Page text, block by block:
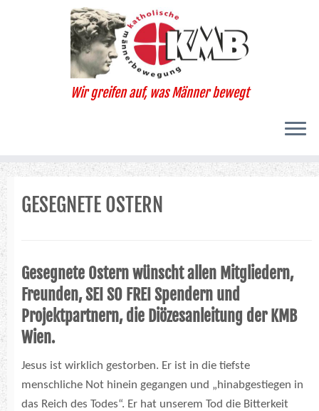
Wir greifen auf, was Männer bewegt
GESEGNETE OSTERN
Gesegnete Ostern wünscht allen Mitgliedern,
Freunden, SEI SO FREI Spendern und
Projektpartnern, die Diözesanleitung der KMB
Wien.
Jesus ist wirklich gestorben. Er ist in die tiefste
menschliche Not hinein gegangen und „hinabgestiegen in
das Reich des Todes“. Er hat unserem Tod die Bitterkeit